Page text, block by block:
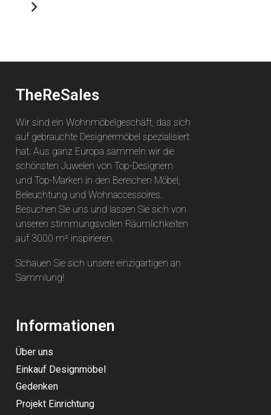
TheReSales
Wir sind ein Wohnmöbelgeschäft, das sich
auf gebrauchte Designermöbel spezialisiert
hat. Aus ganz Europa sammeln wir die
schönsten Juwelen von Top-Designern
und Top-Marken in den Bereichen Möbel,
Beleuchtung und Wohnaccessoires.
Besuchen Sie uns und lassen Sie sich von
unseren stimmungsvollen Räumlichkeiten
auf 3000 m² inspirieren.
Schauen Sie sich unsere einzigartigen an
Sammlung!
Informationen
Über uns
Einkauf Designmöbel
Gedenken
Projekt Einrichtung